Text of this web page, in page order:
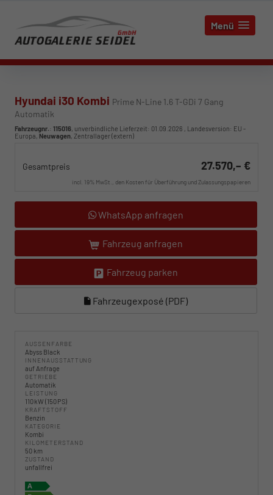
Menü
Hyundai i30 Kombi Prime N-Line 1.6 T-GDi 7 Gang
Automatik
Fahrzeugnr.: 115016, unverbindliche Lieferzeit: 01.09.2026 , Landesversion: EU -
Europa, Neuwagen, Zentrallager (extern)
Gesamtpreis 27.570,– €
incl. 19% MwSt., den Kosten für Überführung und Zulassungspapieren
WhatsApp anfragen
Fahrzeug anfragen
Fahrzeug parken
Fahrzeugexposé (PDF)
AUSSENFARBE
Abyss Black
INNENAUSSTATTUNG
auf Anfrage
GETRIEBE
Automatik
LEISTUNG
110 kW (150 PS)
KRAFTSTOFF
Benzin
KATEGORIE
Kombi
KILOMETERSTAND
50 km
ZUSTAND
unfallfrei